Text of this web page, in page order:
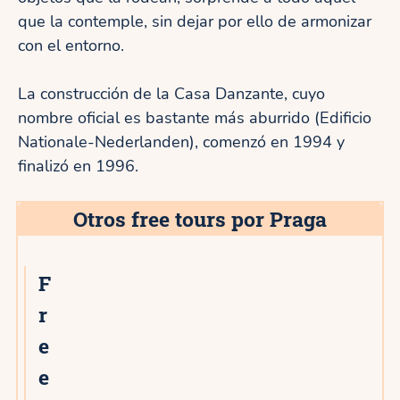
que la contemple, sin dejar por ello de armonizar
con el entorno.
La construcción de la Casa Danzante, cuyo
nombre oficial es bastante más aburrido (Edificio
Nationale-Nederlanden), comenzó en 1994 y
finalizó en 1996.
Otros free tours por Praga
F
r
e
e